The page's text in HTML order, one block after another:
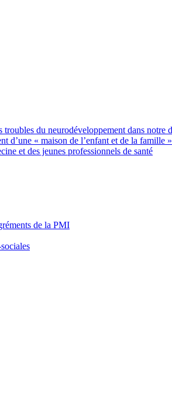
du neurodéveloppement dans notre
d’une « maison de l’enfant et de la famille
et des jeunes professionnels de santé
de la PMI